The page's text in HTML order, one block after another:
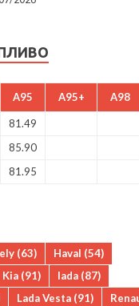
A95 A95+ A98
81.49
85.90
81.95
(63) Haval (54)
Kia (91) lada (87)
Lada Vesta (91)